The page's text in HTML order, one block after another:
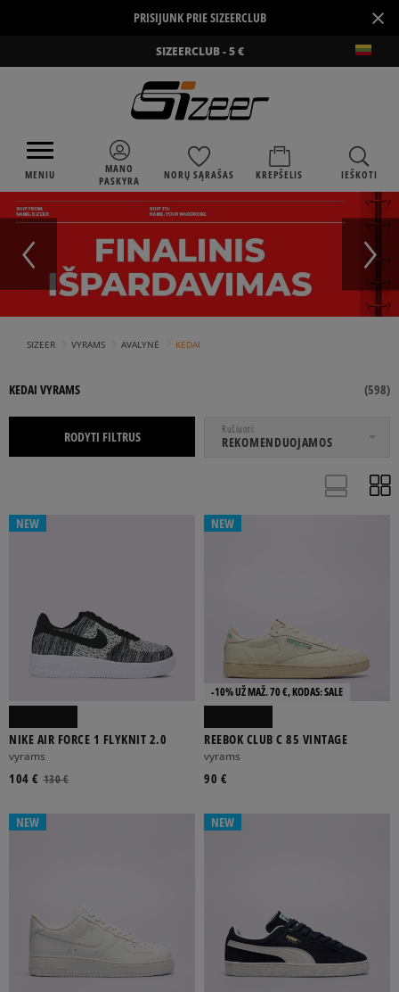
PRISIJUNK PRIE SIZEERCLUB ×
SIZEERCLUB - 5 €
MENIU
MANO
PASKYRA
NORŲ SĄRAŠAS KREPŠELIS IEŠKOTI
SIZEER VYRAMS AVALYNĖ KEDAI
KEDAI VYRAMS (598)
RODYTI FILTRUS Rušiuoti
REKOMENDUOJAMOS
NUO IKI
ADIDAS CONVERSE
DAUGIASPALVĖ MĖLYNA ORANŽINĖ
NEW
NIKE AIR FORCE 1 FLYKNIT 2.0
vyrams
130 €
104 €
NEW
-10% UŽ MAŽ. 70 €, KODAS: SALE
REEBOK CLUB C 85 VINTAGE
vyrams
90 €
NEW NEW